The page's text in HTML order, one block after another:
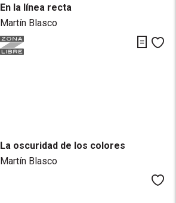
En la línea recta
Martín Blasco
La oscuridad de los colores
Martín Blasco